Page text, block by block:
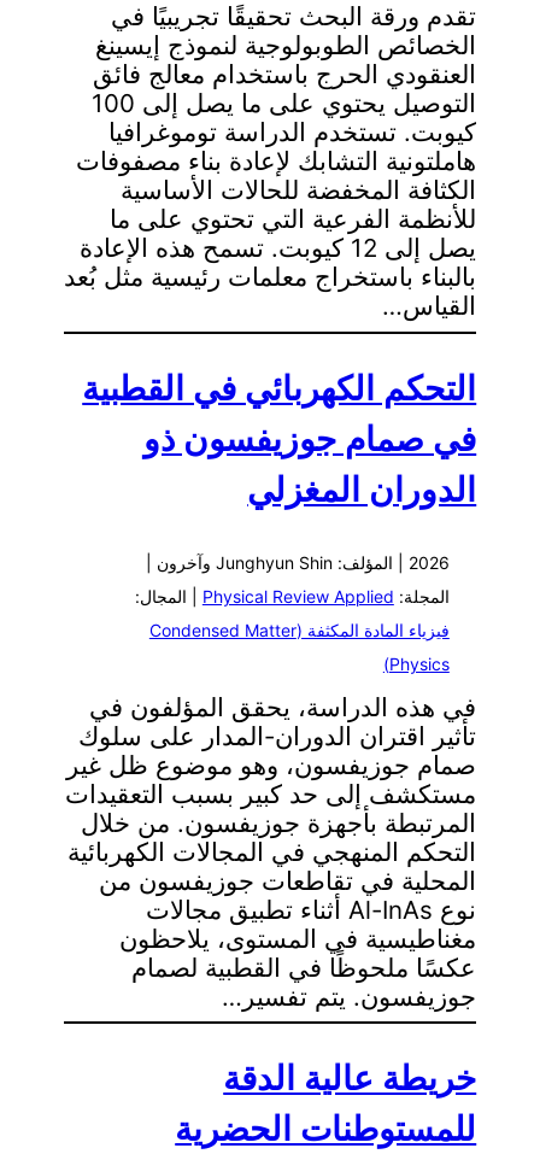
تقدم ورقة البحث تحقيقًا تجريبيًا في
الخصائص الطوبولوجية لنموذج إيسينغ
العنقودي الحرج باستخدام معالج فائق
التوصيل يحتوي على ما يصل إلى 100
كيوبت. تستخدم الدراسة توموغرافيا
هاملتونية التشابك لإعادة بناء مصفوفات
الكثافة المخفضة للحالات الأساسية
للأنظمة الفرعية التي تحتوي على ما
يصل إلى 12 كيوبت. تسمح هذه الإعادة
بالبناء باستخراج معلمات رئيسية مثل بُعد
القياس…
التحكم الكهربائي في القطبية
في صمام جوزيفسون ذو
الدوران المغزلي
2026 | المؤلف: Junghyun Shin وآخرون |
المجلة: Physical Review Applied | المجال:
فيزياء المادة المكثفة (Condensed Matter
Physics)
في هذه الدراسة، يحقق المؤلفون في
تأثير اقتران الدوران-المدار على سلوك
صمام جوزيفسون، وهو موضوع ظل غير
مستكشف إلى حد كبير بسبب التعقيدات
المرتبطة بأجهزة جوزيفسون. من خلال
التحكم المنهجي في المجالات الكهربائية
المحلية في تقاطعات جوزيفسون من
نوع Al-InAs أثناء تطبيق مجالات
مغناطيسية في المستوى، يلاحظون
عكسًا ملحوظًا في القطبية لصمام
جوزيفسون. يتم تفسير…
خريطة عالية الدقة
للمستوطنات الحضرية